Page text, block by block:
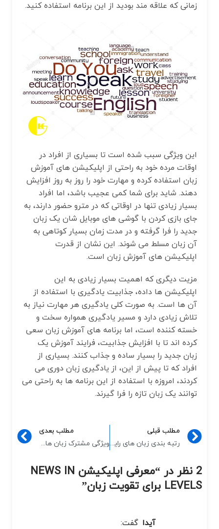
زمانی که علاقه‌ مند بودید از این برنامه استفاده کنید.
این ویژگی سبب شده است تا بسیاری از افراد در
اوقات مرده خود به راحتی از اپلیکیشن های آموزش
زبان استفاده کرده و مهارت خود را روز به روز افزایش
دهند. شاید برای شما کمی عجیب باشد، اما افراد
بسیار زیادی تنها در اوقاتی که در مترو حضور دارند، به
جای بازی کردن با گوشی های موبایل شان یک زبان
جدید را فرا گرفته و در مدت زمان بسیار کوتاهی به
آن زبان مسلط می ‌شوند. این نشان از قدرت
اپلیکیشن های آموزش زبان است.
مزیت دیگری که اهمیت بسیار زیادی به این
اپلیکیشن‌ ها داده، جذابیت یادگیری با استفاده از
آن ها است. به صورت کلی یادگیری هر مهارت نیاز به
تلاش زیادی دارد و مسیر یادگیری همواره سخت و
خسته کننده است، اما برنامه‌ های آموزش زبان سعی
کرده اند تا با افزایش جذابیت، فرایند آموزش یک
زبان جدید را بسیار ساده و جذاب کنند. بسیاری از
افراد که تا پیش از این، از یادگیری زبان دوری می
کردند، امروزه با استفاده از این برنامه ها به راحتی می
توانند یک زبان تازه را فرا گیرند.
مطلب قبلی
رتبه بندی زبان های رایج دنیا از لحاظ سختی
مطلب بعدی
ویژگی مشترک زبان های پرتغالی و اسپانیایی
2 نظر در “
معرفی اپلیکیشن NEWS IN
LEVELS برای تقویت زبان
”
آیدا گفت: